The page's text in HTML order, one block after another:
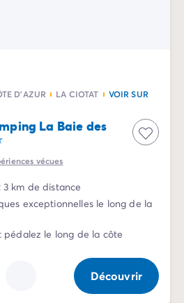
MerD'AZUR LA CIOTAT
VOIR SUR
La Baie des
vécues
km de distance
exceptionnelles le long de la
pédalez le long de la côte
Découvrir